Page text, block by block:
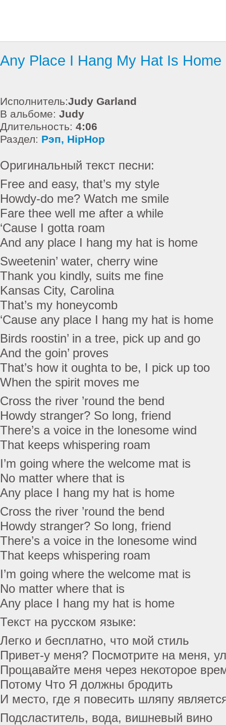
Any Place I Hang My Hat Is Home
Исполнитель:Judy Garland
В альбоме: Judy
Длительность: 4:06
Раздел: Рэп, HipHop
Оригинальный текст песни:
Free and easy, that’s my style
Howdy-do me? Watch me smile
Fare thee well me after a while
‘Cause I gotta roam
And any place I hang my hat is home
Sweetenin’ water, cherry wine
Thank you kindly, suits me fine
Kansas City, Carolina
That’s my honeycomb
‘Cause any place I hang my hat is home
Birds roostin’ in a tree, pick up and go
And the goin’ proves
That’s how it oughta to be, I pick up too
When the spirit moves me
Cross the river ’round the bend
Howdy stranger? So long, friend
There’s a voice in the lonesome wind
That keeps whispering roam
I’m going where the welcome mat is
No matter where that is
Any place I hang my hat is home
Cross the river ’round the bend
Howdy stranger? So long, friend
There’s a voice in the lonesome wind
That keeps whispering roam
I’m going where the welcome mat is
No matter where that is
Any place I hang my hat is home
Текст на русском языке:
Легко и бесплатно, что мой стиль
Привет-у меня? Посмотрите на меня,
Прощавайте меня через некоторое
Потому Что Я должны бродить
И место, где я повесить шляпу
Подсластитель, вода, вишневый вино